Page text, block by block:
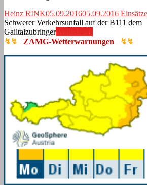
Heinz RINK05.09.201605.09.2016 Einsätze
Schwerer Verkehrsunfall auf der B111 dem
Gailtalzubringer
↯↯
ZAMG-Wetterwarnungen ↯↯